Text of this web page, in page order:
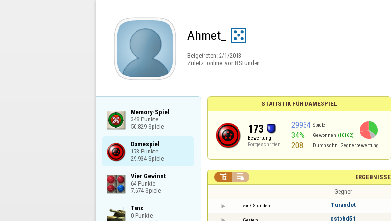
Ahmet_
Beigetreten: 2/1/2013
Zuletzt online: vor 8 Stunden
Memory-Spiel
348 Punkte
50.829 Spiele
Damespiel
173 Punkte
29.934 Spiele
Vier Gewinnt
64 Punkte
7.674 Spiele
Tanx
0 Punkte
STATISTIK FÜR DAMESPIEL
173
Bewertung
Fortgeschritten
29934 Spiele
34% Gewonnen (10162)
208 Durchschn. Gegnerbewertung
ERGEBNISSE
 
Gegner
vor 7 Stunden Turandot
Gestern cstbhd51